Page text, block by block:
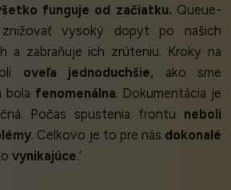
funguje od začiatku. Queue-
znižovať vysoký dopyt po našich
a zabraňuje ich zrúteniu. Kroky na
oveľa jednoduchšie, ako sme
bola fenomenálna. Dokumentácia je
Počas spustenia frontu neboli
. Celkovo je to pre nás dokonalé
vynikajúce.’